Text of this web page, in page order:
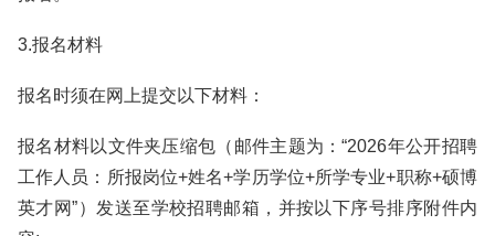
3.报名材料
报名时须在网上提交以下材料：
报名材料以文件夹压缩包（邮件主题为：“2026年公开招聘
工作人员：所报岗位+姓名+学历学位+所学专业+职称+硕博
英才网”）发送至学校招聘邮箱，并按以下序号排序附件内